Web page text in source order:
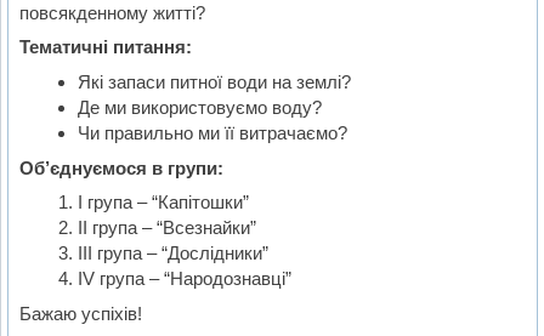
повсякденному житті?
Тематичні питання:
Які запаси питної води на землі?
Де ми використовуємо воду?
Чи правильно ми її витрачаємо?
Об’єднуємося в групи:
I група – “Капітошки”
II група – “Всезнайки”
III група – “Дослідники”
IV група – “Народознавці”
Бажаю успіхів!